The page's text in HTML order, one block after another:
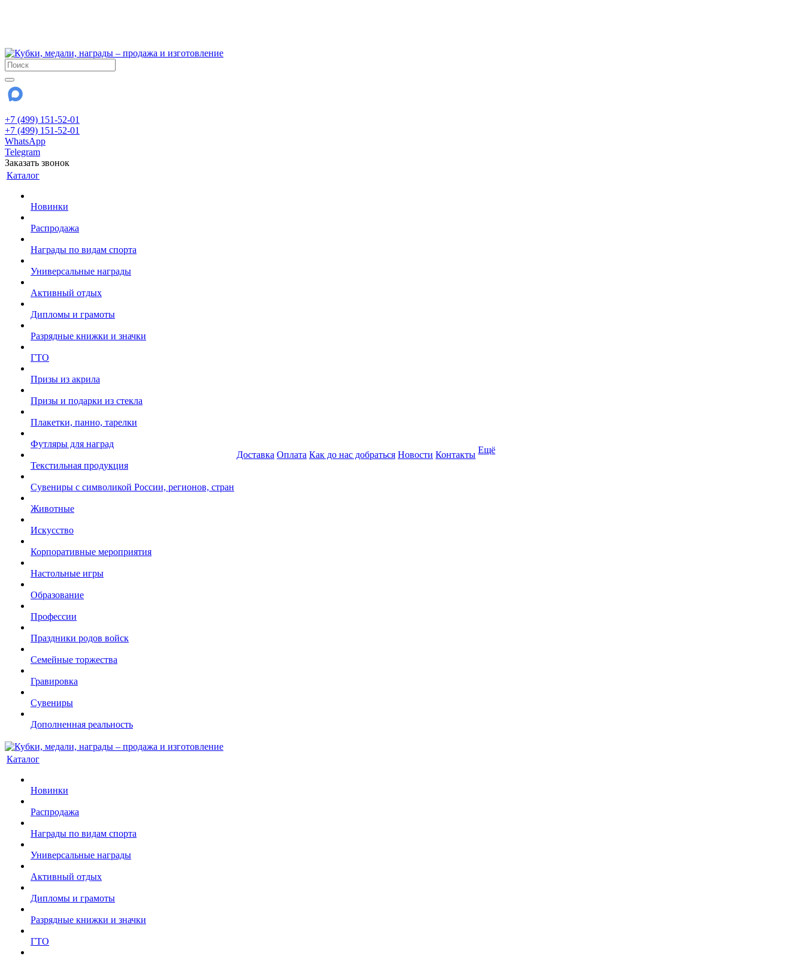
+7 (499) 151-52-01
+7 (499) 151-52-01
WhatsApp
Telegram
Заказать звонок
Каталог
Новинки
Распродажа
Награды по видам спорта
Универсальные награды
Активный отдых
Дипломы и грамоты
Разрядные книжки и значки
ГТО
Призы из акрила
Призы и подарки из стекла
Плакетки, панно, тарелки
Футляры для наград
Текстильная продукция
Сувениры с символикой России, регионов, стран
Животные
Искусство
Корпоративные мероприятия
Настольные игры
Образование
Профессии
Праздники родов войск
Семейные торжества
Гравировка
Сувениры
Дополненная реальность
Доставка Оплата Как до нас добраться Новости Контакты Ещё
Каталог
Новинки
Распродажа
Награды по видам спорта
Универсальные награды
Активный отдых
Дипломы и грамоты
Разрядные книжки и значки
ГТО